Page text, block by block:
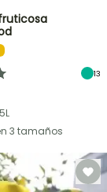
13
3 tamaños